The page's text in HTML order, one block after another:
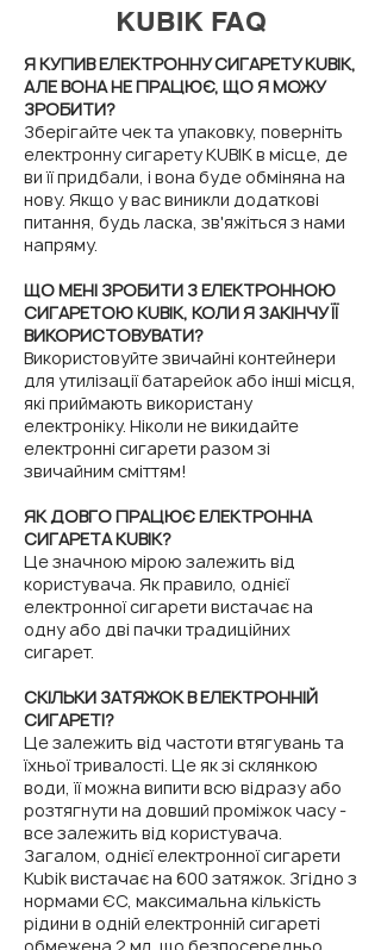
KUBIK FAQ
Я КУПИВ ЕЛЕКТРОННУ СИГАРЕТУ KUBIK,
АЛЕ ВОНА НЕ ПРАЦЮЄ, ЩО Я МОЖУ
ЗРОБИТИ?
Зберігайте чек та упаковку, поверніть
електронну сигарету KUBIK в місце, де
ви її придбали, і вона буде обміняна на
нову. Якщо у вас виникли додаткові
питання, будь ласка, зв'яжіться з нами
напряму.
ЩО МЕНІ ЗРОБИТИ З ЕЛЕКТРОННОЮ
СИГАРЕТОЮ KUBIK, КОЛИ Я ЗАКІНЧУ ЇЇ
ВИКОРИСТОВУВАТИ?
Використовуйте звичайні контейнери
для утилізації батарейок або інші місця,
які приймають використану
електроніку. Ніколи не викидайте
електронні сигарети разом зі
звичайним сміттям!
ЯК ДОВГО ПРАЦЮЄ ЕЛЕКТРОННА
СИГАРЕТА KUBIK?
Це значною мірою залежить від
користувача. Як правило, однієї
електронної сигарети вистачає на
одну або дві пачки традиційних
сигарет.
СКІЛЬКИ ЗАТЯЖОК В ЕЛЕКТРОННІЙ
СИГАРЕТІ?
Це залежить від частоти втягувань та
їхньої тривалості. Це як зі склянкою
води, її можна випити всю відразу або
розтягнути на довший проміжок часу -
все залежить від користувача.
Загалом, однієї електронної сигарети
Kubik вистачає на 600 затяжок. Згідно з
нормами ЄС, максимальна кількість
рідини в одній електронній сигареті